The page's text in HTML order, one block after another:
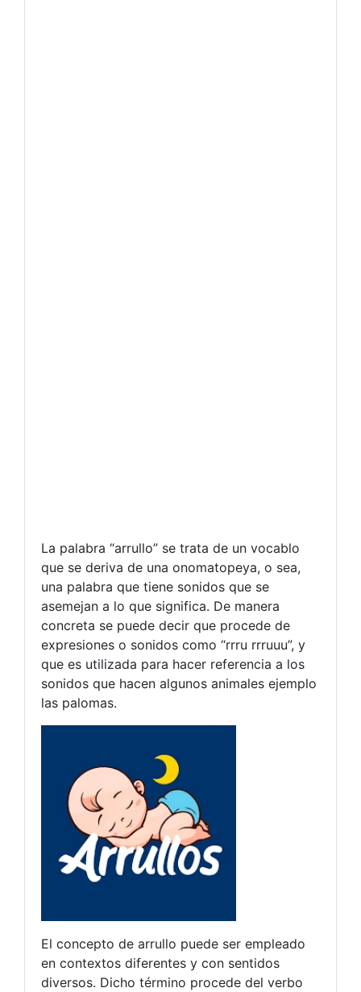
La palabra “arrullo” se trata de un vocablo
que se deriva de una onomatopeya, o sea,
una palabra que tiene sonidos que se
asemejan a lo que significa. De manera
concreta se puede decir que procede de
expresiones o sonidos como “rrru rrruuu”, y
que es utilizada para hacer referencia a los
sonidos que hacen algunos animales ejemplo
las palomas.
El concepto de arrullo puede ser empleado
en contextos diferentes y con sentidos
diversos. Dicho término procede del verbo